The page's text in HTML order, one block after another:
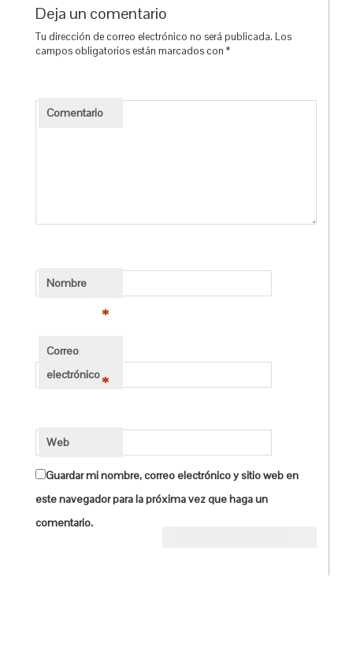
Deja un comentario
Tu dirección de correo electrónico no será publicada. Los
campos obligatorios están marcados con *
Comentario
Nombre
*
Correo
electrónico*
Web
Guardar mi nombre, correo electrónico y sitio web en
este navegador para la próxima vez que haga un
comentario.